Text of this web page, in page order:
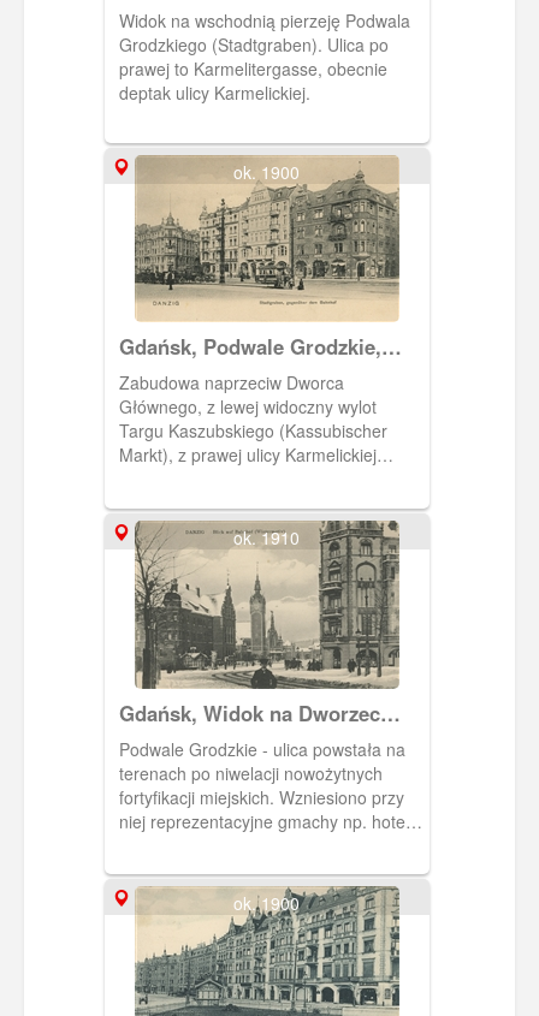
Widok na wschodnią pierzeję Podwala
Grodzkiego (Stadtgraben). Ulica po
prawej to Karmelitergasse, obecnie
deptak ulicy Karmelickiej.
ok. 1900
Gdańsk, Podwale Grodzkie,
Stadtgraben
Zabudowa naprzeciw Dworca
Głównego, z lewej widoczny wylot
Targu Kaszubskiego (Kassubischer
Markt), z prawej ulicy Karmelickiej
ok. 1910
Gdańsk, Widok na Dworzec
Gdańsk - Główny, Danzig Blick
auf Bahnhof
Podwale Grodzkie - ulica powstała na
terenach po niwelacji nowożytnych
fortyfikacji miejskich. Wzniesiono przy
niej reprezentacyjne gmachy np. hotele.
W głębi widoczne są budynki należące
do Dworca Gdańsk - Główny z
charakterystyczną wieżą zegarową.
ok. 1900